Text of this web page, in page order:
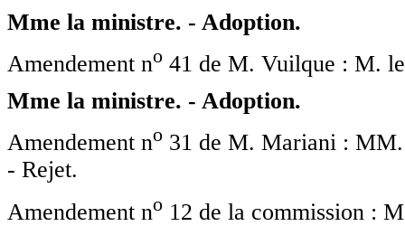
Mme la ministre. - Adoption.
Amendement no 41 de M. Vuilque : M.
Mme la ministre. - Adoption.
Amendement no 31 de M. Mariani :
- Rejet.
Amendement no 12 de la commission :